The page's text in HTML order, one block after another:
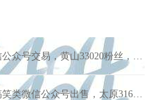
2016年注册账号，美妆类微信公众号交易，黄山33020粉丝，男粉多，账号限时优惠价格
2016年注册订阅公众账号，搞笑类微信公众号出售，太原31651粉丝，女粉多，千万不要错过